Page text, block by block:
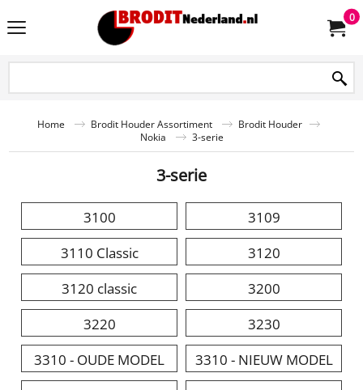
0
Home Brodit Houder Assortiment
Brodit Houder
Nokia
3-serie
3-serie
3100
3109
3110 Classic
3120
3120 classic
3200
3220
3230
3310 - OUDE MODEL
3310 - NIEUW MODEL